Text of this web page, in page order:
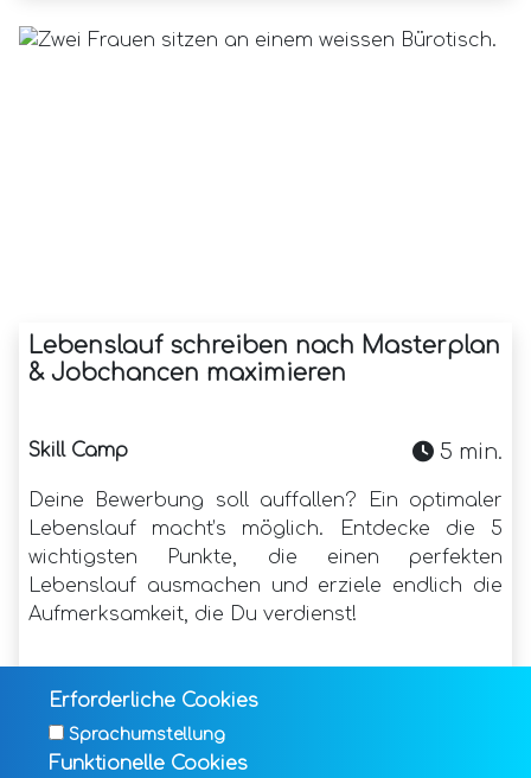
Lebenslauf schreiben nach Masterplan
& Jobchancen maximieren
Skill Camp 5 min.
Deine Bewerbung soll auffallen? Ein optimaler
Lebenslauf macht’s möglich. Entdecke die 5
wichtigsten Punkte, die einen perfekten
Lebenslauf ausmachen und erziele endlich die
Aufmerksamkeit, die Du verdienst!
17-05-2024
Erforderliche Cookies
Sprachumstellung
Funktionelle Cookies